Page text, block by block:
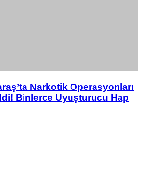
Narkotik Operasyonları
Binlerce Uyuşturucu Hap